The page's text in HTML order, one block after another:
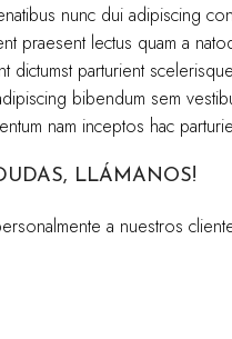
nunc dui adipiscing
praesent lectus quam a
dictumst parturient
bibendum sem
nam inceptos hac
LLÁMANOS!
a nuestros